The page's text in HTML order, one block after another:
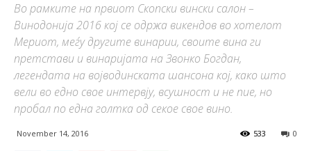
Во рамките на првиот Скопски вински салон –
Винодонија 2016 кој се одржа викендов во хотелот
Мериот, меѓу другите винарии, своите вина ги
претстави и винаријата на Звонко Богдан,
легендата на војводинската шансона кој, како што
вели во едно свое интервју, всушност и не пие, но
пробал по една голтка од секое свое вино.
November 14, 2016 0
533